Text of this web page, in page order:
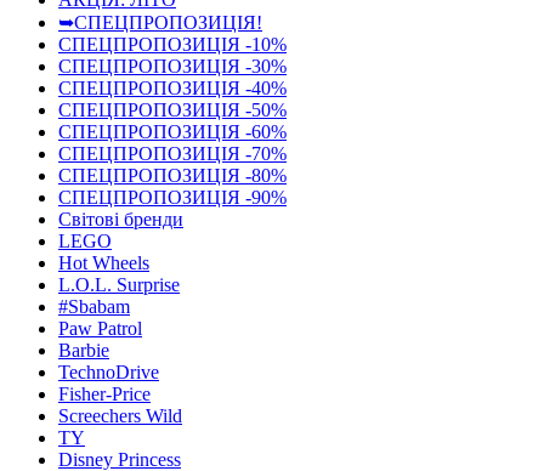
➥СПЕЦПРОПОЗИЦІЯ!
СПЕЦПРОПОЗИЦІЯ -10%
СПЕЦПРОПОЗИЦІЯ -30%
СПЕЦПРОПОЗИЦІЯ -40%
СПЕЦПРОПОЗИЦІЯ -50%
СПЕЦПРОПОЗИЦІЯ -60%
СПЕЦПРОПОЗИЦІЯ -70%
СПЕЦПРОПОЗИЦІЯ -80%
СПЕЦПРОПОЗИЦІЯ -90%
Світові бренди
LEGO
Hot Wheels
L.O.L. Surprise
#Sbabam
Paw Patrol
Barbie
TechnoDrive
Fisher-Price
Screechers Wild
TY
Disney Princess